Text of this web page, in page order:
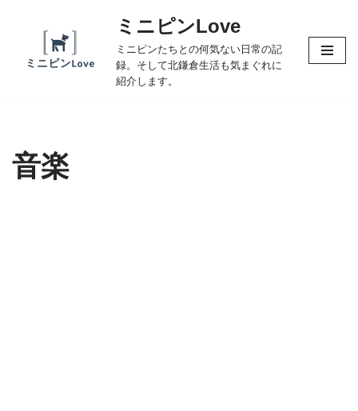
ス
キ
ミニピンLove
ミニピンたちとの何気ない日常の記
録。そして北鎌倉生活も気まぐれに
紹介します。
音楽